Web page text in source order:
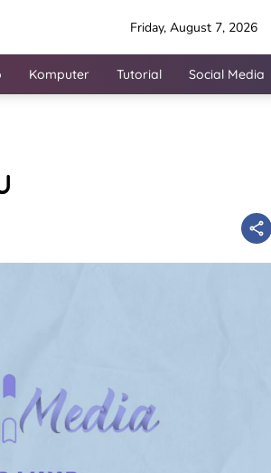
Friday, August 7, 2026
Komputer Tutorial Social Media